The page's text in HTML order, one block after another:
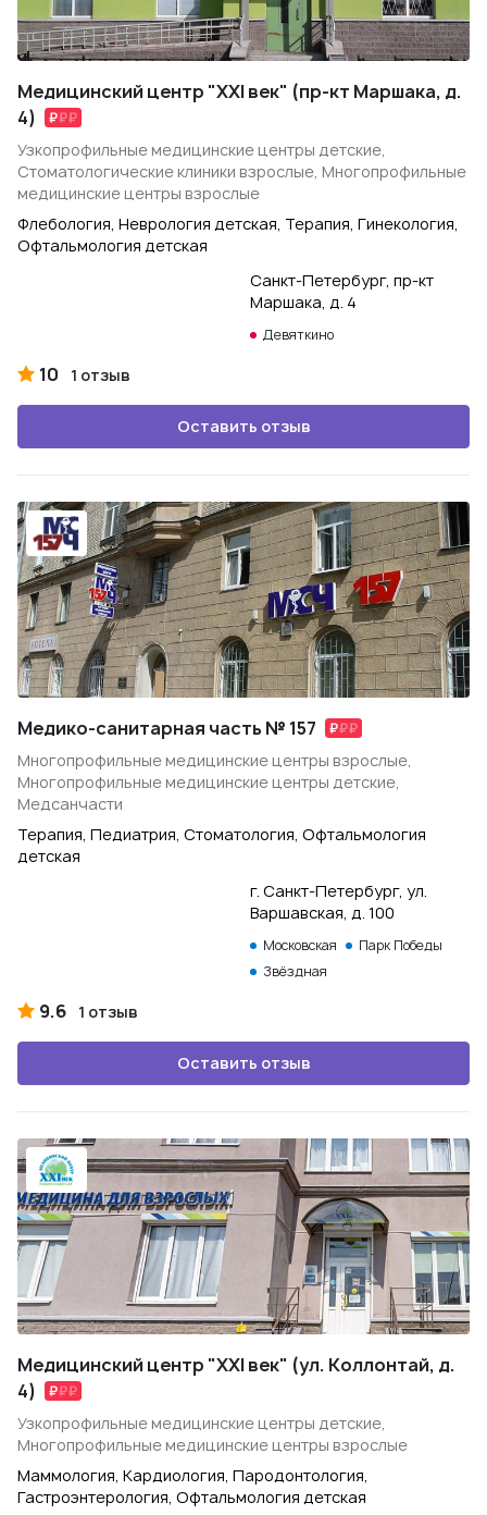
Медицинский центр "XXI век" (пр-кт Маршака, д.
4)
Узкопрофильные медицинские центры детские,
Стоматологические клиники взрослые, Многопрофильные
медицинские центры взрослые
Флебология, Неврология детская, Терапия, Гинекология,
Офтальмология детская
Санкт-Петербург, пр-кт
Маршака, д. 4
Девяткино
10 1 отзыв
Оставить отзыв
Медико-санитарная часть № 157
Многопрофильные медицинские центры взрослые,
Многопрофильные медицинские центры детские,
Медсанчасти
Терапия, Педиатрия, Стоматология, Офтальмология
детская
г. Санкт-Петербург, ул.
Варшавская, д. 100
Московская
Парк Победы
Звёздная
9.6 1 отзыв
Оставить отзыв
Медицинский центр "XXI век" (ул. Коллонтай, д.
4)
Узкопрофильные медицинские центры детские,
Многопрофильные медицинские центры взрослые
Маммология, Кардиология, Пародонтология,
Гастроэнтерология, Офтальмология детская